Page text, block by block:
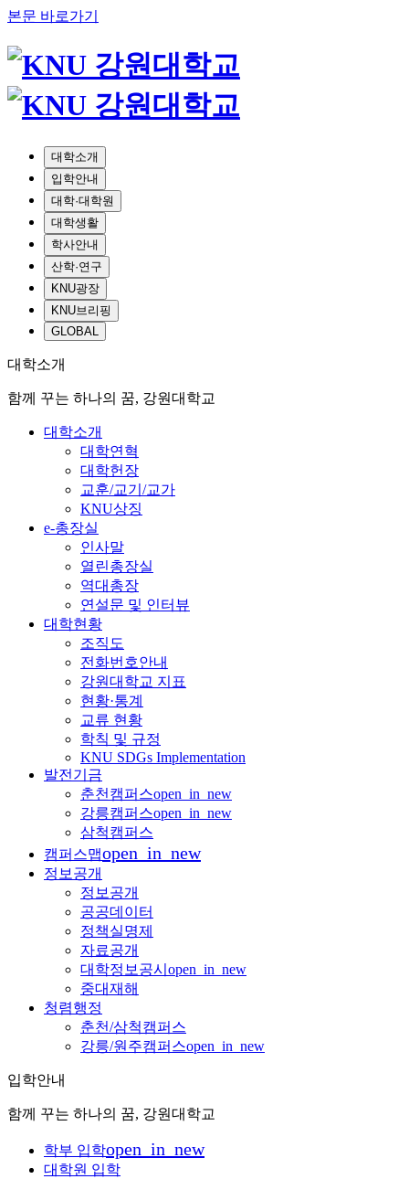
본문 바로가기
대학소개
입학안내
대학·대학원
대학생활
학사안내
산학·연구
KNU광장
KNU브리핑
GLOBAL
대학소개
함께 꾸는 하나의 꿈, 강원대학교
대학소개
대학연혁
대학헌장
교훈/교기/교가
KNU상징
e-총장실
인사말
열린총장실
역대총장
연설문 및 인터뷰
대학현황
조직도
전화번호안내
강원대학교 지표
현황·통계
교류 현황
학칙 및 규정
KNU SDGs Implementation
발전기금
춘천캠퍼스open_in_new
강릉캠퍼스open_in_new
삼척캠퍼스
캠퍼스맵open_in_new
정보공개
정보공개
공공데이터
정책실명제
자료공개
대학정보공시 open_in_new
중대재해
청렴행정
춘천/삼척캠퍼스
강릉/원주캠퍼스open_in_new
입학안내
함께 꾸는 하나의 꿈, 강원대학교
학부 입학open_in_new
대학원 입학